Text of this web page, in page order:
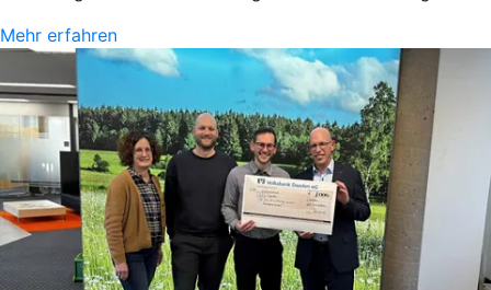
Mehr erfahren